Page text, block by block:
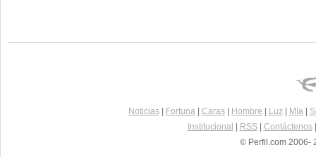
Noticias| Fortuna| Caras| Hombre Luz| Mía|
Institucional
RSS| Contáctenos
© Perfil.com 2006-